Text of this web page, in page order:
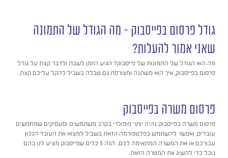
גודל פרסום בפייסבוק – מה הגודל של התמונה
שאני אמור להעלות?
מה הוא הגודל של התמונות של פייסבוק? הגיע הזמן לשבת ולדבר קצת על גודל
פרסום בפייסבוק, איך הוא משתנה ומצורפת גם טבלה בשביל להקל עליכם קצת.
פרסום משרה בפייסבוק
פרסום משרה בפייסבוק נהיה יותר פופולרי בקרב משתמשים ומעסיקים שמחפשים
עובדים, ואפשר להשתמש בפלטפורמה הזאת בשביל למצוא את העובד הנכון
עבורכם או את המשרה המתאימה לכם. הנה 5 כלים שפייסבוק מציע לנו בהם
נוכל כדי להשיג את המטרה הזאת.